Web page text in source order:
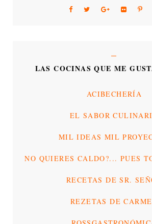
LAS COCINAS QUE ME
ACIBECHERÍA
EL SABOR
MIL IDEAS MIL
NO QUIERES CALDO?... PUES
RECETAS DE SR.
REZETAS DE